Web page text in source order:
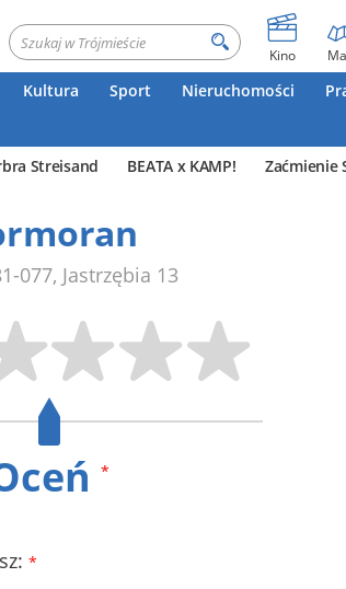
Kino
Kultura Sport Nieruchomości
Streisand BEATA x KAMP! Zaćmienie
077, Jastrzębia 13
*
*